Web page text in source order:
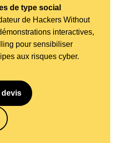
de type social
de Hackers Without
interactives,
pour sensibiliser
aux risques cyber.
devis